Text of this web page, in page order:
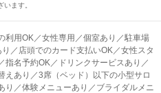
ます。
利用OK／女性専用／個室あり／駐車場
／店頭でのカード支払いOK／女性スタ
指名予約OK／ドリンクサービスあり／
えあり／3席（ベッド）以下の小型サロ
り／体験メニューあり／ブライダルメニ